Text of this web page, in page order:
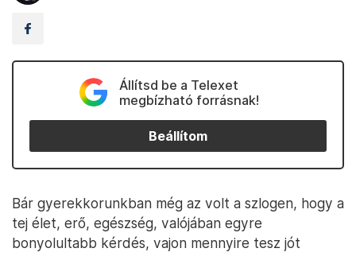
Állítsd be a Telexet
megbízható forrásnak!
Beállítom
Bár gyerekkorunkban még az volt a szlogen, hogy a
tej élet, erő, egészség, valójában egyre
bonyolultabb kérdés, vajon mennyire tesz jót